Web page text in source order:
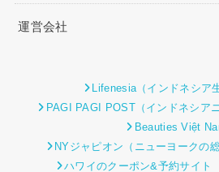
運営会社
Lifenesia（インドネシア
PAGI PAGI POST（インドネシア
Beauties Việt
NYジャピオン（ニューヨークの
ハワイのクーポン&予約サイト